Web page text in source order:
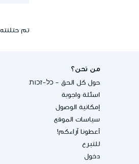
تم حتلنته
من نحن؟
حول كل الحق - כל-זכות
اسئلة واجوبة
إمكانية الوصول
سياسات الموقع
أعطونا آراءكم!
للتبرع
دخول